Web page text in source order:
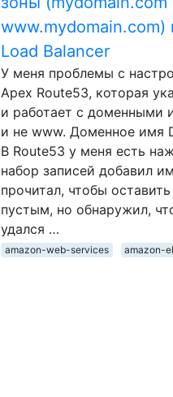
www.mydomain.com)
Load Balancer
У меня проблемы с
Apex Route53, которая
и работает с доменными
и не www. Доменное имя
В Route53 у меня есть
набор записей добавил
прочитал, чтобы
пустым, но обнаружил,
удался …
amazon-web-services amazon-